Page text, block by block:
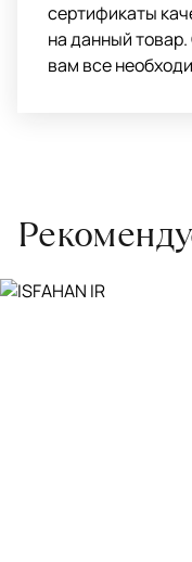
сертификаты
на данный
вам все